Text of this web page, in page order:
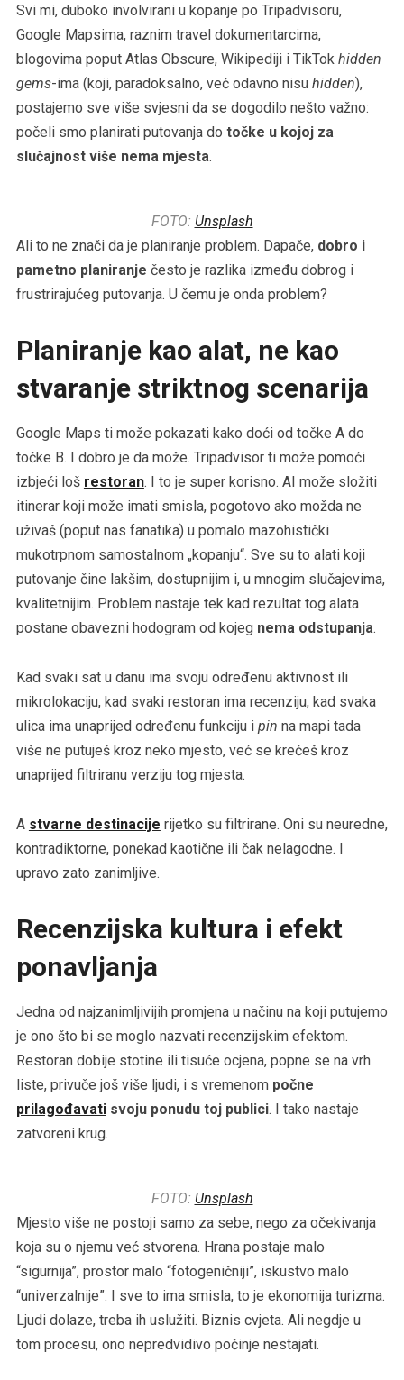
Svi mi, duboko involvirani u kopanje po Tripadvisoru,
Google Mapsima, raznim travel dokumentarcima,
blogovima poput Atlas Obscure, Wikipediji i TikTok hidden
gems-ima (koji, paradoksalno, već odavno nisu hidden),
postajemo sve više svjesni da se dogodilo nešto važno:
počeli smo planirati putovanja do točke u kojoj za
slučajnost više nema mjesta.
FOTO: Unsplash
Ali to ne znači da je planiranje problem. Dapače, dobro i
pametno planiranje često je razlika između dobrog i
frustrirajućeg putovanja. U čemu je onda problem?
Planiranje kao alat, ne kao
stvaranje striktnog scenarija
Google Maps ti može pokazati kako doći od točke A do
točke B. I dobro je da može. Tripadvisor ti može pomoći
izbjeći loš restoran. I to je super korisno. AI može složiti
itinerar koji može imati smisla, pogotovo ako možda ne
uživaš (poput nas fanatika) u pomalo mazohistički
mukotrpnom samostalnom „kopanju“. Sve su to alati koji
putovanje čine lakšim, dostupnijim i, u mnogim slučajevima,
kvalitetnijim. Problem nastaje tek kad rezultat tog alata
postane obavezni hodogram od kojeg nema odstupanja.
Kad svaki sat u danu ima svoju određenu aktivnost ili
mikrolokaciju, kad svaki restoran ima recenziju, kad svaka
ulica ima unaprijed određenu funkciju i pin na mapi tada
više ne putuješ kroz neko mjesto, već se krećeš kroz
unaprijed filtriranu verziju tog mjesta.
A stvarne destinacije rijetko su filtrirane. Oni su neuredne,
kontradiktorne, ponekad kaotične ili čak nelagodne. I
upravo zato zanimljive.
Recenzijska kultura i efekt
ponavljanja
Jedna od najzanimljivijih promjena u načinu na koji putujemo
je ono što bi se moglo nazvati recenzijskim efektom.
Restoran dobije stotine ili tisuće ocjena, popne se na vrh
liste, privuče još više ljudi, i s vremenom počne
prilagođavatisvoju ponudu toj publici. I tako nastaje
zatvoreni krug.
FOTO: Unsplash
Mjesto više ne postoji samo za sebe, nego za očekivanja
koja su o njemu već stvorena. Hrana postaje malo
“sigurnija”, prostor malo “fotogeničniji”, iskustvo malo
“univerzalnije”. I sve to ima smisla, to je ekonomija turizma.
Ljudi dolaze, treba ih uslužiti. Biznis cvjeta. Ali negdje u
tom procesu, ono nepredvidivo počinje nestajati.